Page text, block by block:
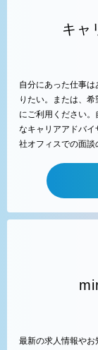
キャ
自分にあった仕事
りたい。または、
にご利用ください
なキャリアアドバ
社オフィスでの面談
最新の求人情報や